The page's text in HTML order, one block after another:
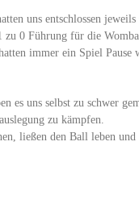
uns entschlossen jeweils
0 Führung für die
immer ein Spiel Pause
uns selbst zu schwer
zu kämpfen.
ließen den Ball leben